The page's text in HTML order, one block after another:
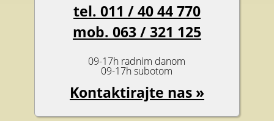
tel. 011 / 40 44 770
mob. 063 / 321 125
09-17h radnim danom
09-17h subotom
Kontaktirajte nas »